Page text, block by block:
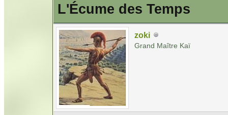
L'Écume des Temps
zoki
Grand Maître Kaï